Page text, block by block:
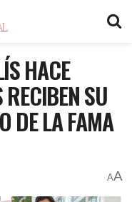
HACE
SU
DE LA FAMA
AA